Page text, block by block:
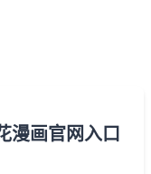
漫画官网入口